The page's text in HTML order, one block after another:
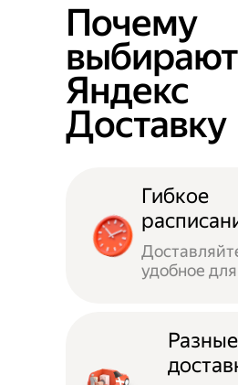
Почему
выбирают
Яндекс
Доставку
Гибкое
удобное